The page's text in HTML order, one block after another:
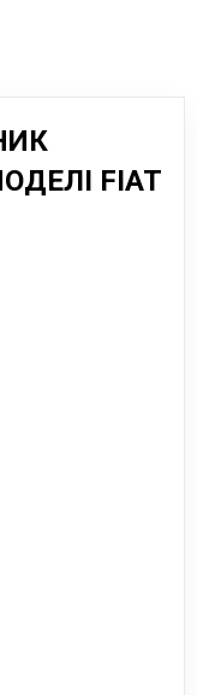
FIAT